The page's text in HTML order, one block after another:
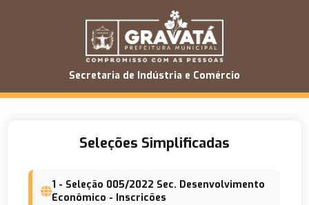
Secretaria de Indústria e Comércio
Seleções Simplificadas
1 - Seleção 005/2022 Sec. Desenvolvimento
Econômico - Inscricões